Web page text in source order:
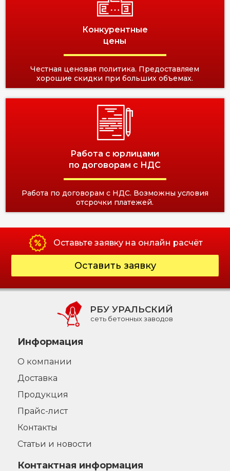
Конкурентные
цены
Честная ценовая политика. Предоставляем
хорошие скидки при больших объемах.
Работа с юрлицами
по договорам с НДС
Работа по договорам с НДС. Возможны условия
отсрочки платежей.
Оставьте заявку на онлайн расчёт
Оставить заявку
РБУ УРАЛЬСКИЙ
сеть бетонных заводов
Информация
О компании
Доставка
Продукция
Прайс-лист
Контакты
Статьи и новости
Контактная информация